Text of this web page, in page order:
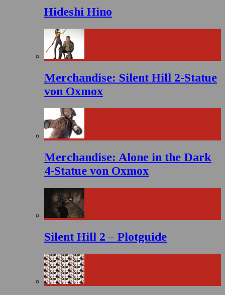
Hideshi Hino
Merchandise: Silent Hill 2-Statue
von Oxmox
Merchandise: Alone in the Dark
4-Statue von Oxmox
Silent Hill 2 – Plotguide